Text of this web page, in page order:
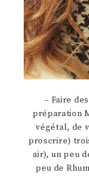
– Faire
préparation
végétal, de
proscrire)
air), un peu
peu de